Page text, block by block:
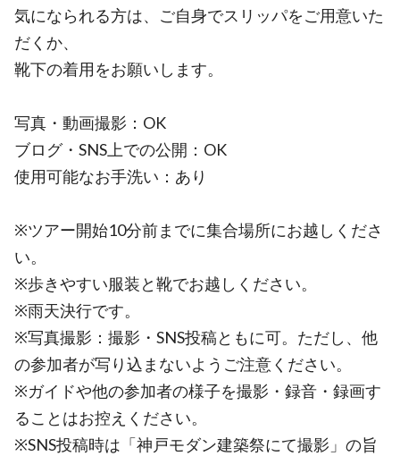
気になられる方は、ご自身でスリッパをご用意いた
だくか、
靴下の着用をお願いします。
写真・動画撮影：OK
ブログ・SNS上での公開：OK
使用可能なお手洗い：あり
※ツアー開始10分前までに集合場所にお越しくださ
い。
※歩きやすい服装と靴でお越しください。
※雨天決行です。
※写真撮影：撮影・SNS投稿ともに可。ただし、他
の参加者が写り込まないようご注意ください。
※ガイドや他の参加者の様子を撮影・録音・録画す
ることはお控えください。
※SNS投稿時は「神戸モダン建築祭にて撮影」の旨